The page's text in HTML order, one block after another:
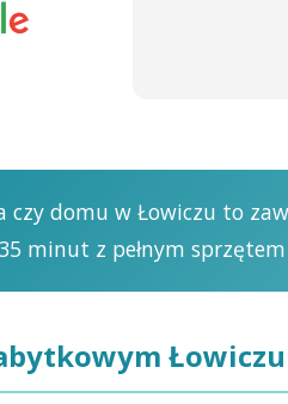
czy domu w Łowiczu to
minut z pełnym